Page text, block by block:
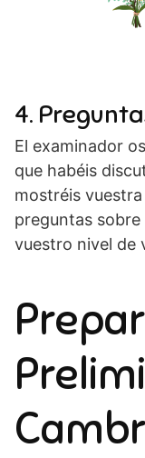
4.
El examinador
que habéis
mostréis
preguntas
vuestro nivel de